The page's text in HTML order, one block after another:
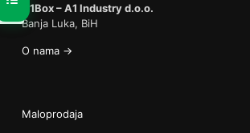
A1Box – A1 Industry d.o.o.
Banja Luka, BiH
O nama →
Maloprodaja